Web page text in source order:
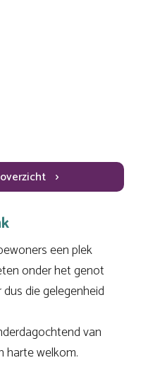
een plek
onder het genot
die gelegenheid
van
harte welkom.